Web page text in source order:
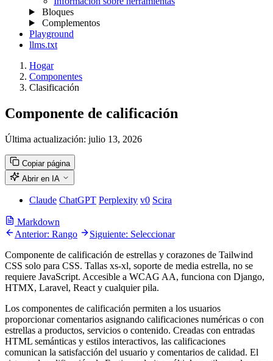
Bloques
Complementos
Playground
llms.txt
Hogar
Componentes
Clasificación
Componente de calificación
Última actualización: julio 13, 2026
Copiar página
Abrir en IA
Claude ChatGPT Perplexity v0 Scira
Markdown
Anterior: Rango
Siguiente: Seleccionar
Componente de calificación de estrellas y corazones de Tailwind
CSS solo para CSS. Tallas xs-xl, soporte de media estrella, no se
requiere JavaScript. Accesible a WCAG AA, funciona con Django,
HTMX, Laravel, React y cualquier pila.
Los componentes de calificación permiten a los usuarios
proporcionar comentarios asignando calificaciones numéricas o con
estrellas a productos, servicios o contenido. Creadas con entradas
HTML semánticas y estilos interactivos, las calificaciones
comunican la satisfacción del usuario y comentarios de calidad. El